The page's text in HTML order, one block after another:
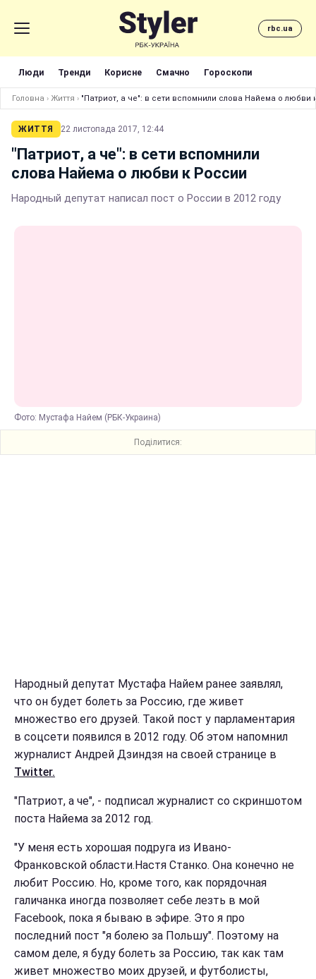
rbc.ua
Люди Тренди Корисне Смачно Гороскопи
Головна › Життя › "Патриот, а че": в сети вспомнили слова Найема о любви
ЖИТТЯ 22 листопада 2017, 12:44
"Патриот, а че": в сети вспомнили
слова Найема о любви к России
Народный депутат написал пост о России в 2012 году
Фото: Мустафа Найем (РБК-Украина)
Поділитися:
Народный депутат Мустафа Найем ранее заявлял,
что он будет болеть за Россию, где живет
множество его друзей. Такой пост у парламентария
в соцсети появился в 2012 году. Об этом напомнил
журналист Андрей Дзиндзя на своей странице в
Twitter.
"Патриот, а че", - подписал журналист со скриншотом
поста Найема за 2012 год.
"У меня есть хорошая подруга из Ивано-
Франковской области.Настя Станко. Она конечно не
любит Россию. Но, кроме того, как порядочная
галичанка иногда позволяет себе лезть в мой
Facebook, пока я бываю в эфире. Это я про
последний пост "я болею за Польшу". Поэтому на
самом деле, я буду болеть за Россию, так как там
живет множество моих друзей, и футболисты,